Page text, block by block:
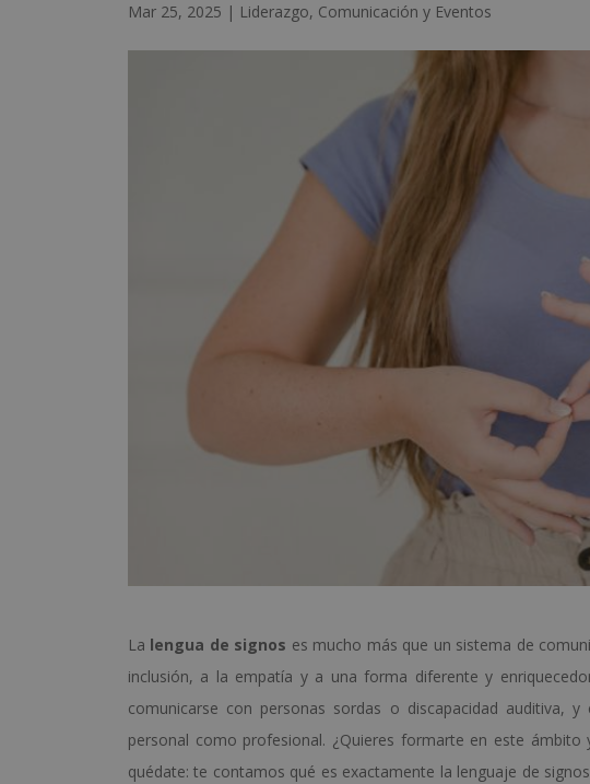
Mar 25, 2025 | Liderazgo, Comunicación y Eventos
La lengua de signos es mucho más que un sistema de
inclusión, a la empatía y a una forma diferente y
comunicarse con personas sordas o discapacidad auditiva,
personal como profesional. ¿Quieres formarte en este ámbito
quédate: te contamos qué es exactamente la lenguaje de